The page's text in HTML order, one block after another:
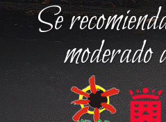
Se
moderado